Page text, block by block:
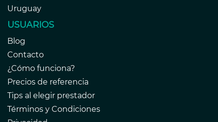
Uruguay
USUARIOS
Blog
Contacto
¿Cómo funciona?
Precios de referencia
Tips al elegir prestador
Términos y Condiciones